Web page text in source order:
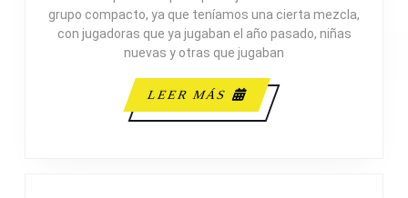
grupo compacto, ya que teníamos una cierta mezcla,
con jugadoras que ya jugaban el año pasado, niñas
nuevas y otras que jugaban
LEER MÁS
LEER
MÁS